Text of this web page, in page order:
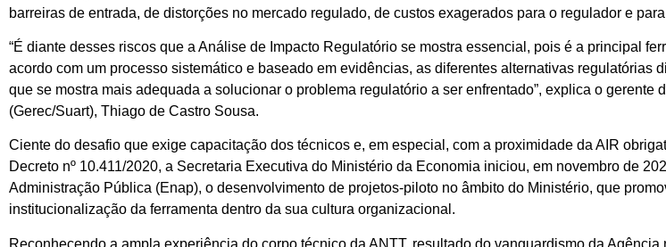
barreiras de entrada, de distorções no mercado regulado, de custos exagerados para o regulador e
“É diante desses riscos que a Análise de Impacto Regulatório se mostra essencial, pois é a principal
acordo com um processo sistemático e baseado em evidências, as diferentes alternativas regulatórias
que se mostra mais adequada a solucionar o problema regulatório a ser enfrentado”, explica o
(Gerec/Suart), Thiago de Castro Sousa.
Ciente do desafio que exige capacitação dos técnicos e, em especial, com a proximidade da AIR
Decreto nº 10.411/2020, a Secretaria Executiva do Ministério da Economia iniciou, em novembro de
Administração Pública (Enap), o desenvolvimento de projetos-piloto no âmbito do Ministério, que
institucionalização da ferramenta dentro da sua cultura organizacional.
Reconhecendo a ampla experiência do corpo técnico da ANTT, resultado do vanguardismo da